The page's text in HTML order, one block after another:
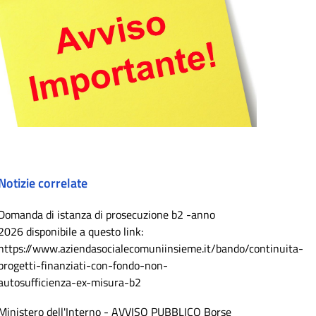
correlate
di istanza di prosecuzione b2 -anno
disponibile a questo link:
www.aziendasocialecomuniinsieme.it/bando/continuita-
finanziati-con-fondo-non-
ex-misura-b2
dell'Interno - AVVISO PUBBLICO Borse